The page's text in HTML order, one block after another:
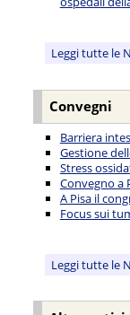
Leggi tutte le
Convegni
Barriera
Gestione
Stress
Convegno a
A Pisa il
Focus sui
Leggi tutte le